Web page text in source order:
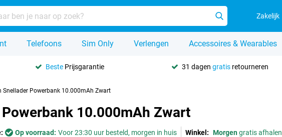
Zakelijk
Telefoons Sim Only Verlengen Accessoires & Wearables
Beste Prijsgarantie 31 dagen gratisretourneren
Snellader Powerbank 10.000mAh Zwart
10.000mAh Zwart
Op voorraad: Voor 23:30 uur besteld, morgen in huis Winkel: Morgengratis afhalen